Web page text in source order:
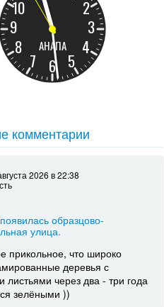
комментарии
2026в 22:38
образцово-
улица.
прикольное, что широко
деревья с
листьями через два - три года
зелёными ))